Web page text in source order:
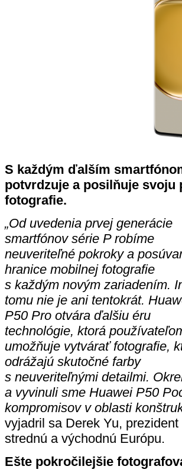
S každým ďalším
potvrdzuje a posilňuje
fotografie.
„Od uvedenia prvej generácie
smartfónov série P robíme
neuveriteľné pokroky a
hranice mobilnej fotografie
s každým novým zariadením.
tomu nie je ani tentokrát.
P50 Pro otvára ďalšiu éru
technológie, ktorá
umožňuje vytvárať fotografie,
odrážajú skutočné farby
s neuveriteľnými detailmi.
a vyvinuli sme Huawei P50
kompromisov v oblasti
vyjadril sa Derek Yu,
strednú a východnú Európu.
Ešte pokročilejšie